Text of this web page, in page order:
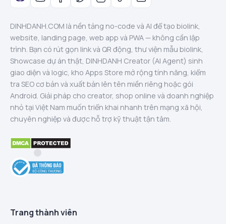
DINHDANH.COM là nền tảng no-code và AI để tạo biolink,
website, landing page, web app và PWA — không cần lập
trình. Bạn có rút gọn link và QR động, thư viện mẫu biolink,
Showcase dự án thật, DINHDANH Creator (AI Agent) sinh
giao diện và logic, kho Apps Store mở rộng tính năng, kiểm
tra SEO cơ bản và xuất bản lên tên miền riêng hoặc gói
Android. Giải pháp cho creator, shop online và doanh nghiệp
nhỏ tại Việt Nam muốn triển khai nhanh trên mạng xã hội,
chuyên nghiệp và được hỗ trợ kỹ thuật tận tâm.
Trang thành viên